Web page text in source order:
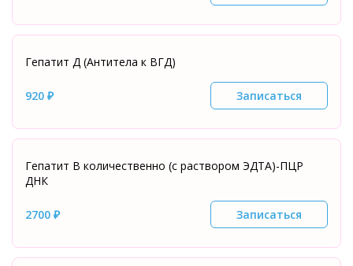
Гепатит Д (Антитела к ВГД)
920 ₽ Записаться
Гепатит В количественно (с раствором ЭДТА)-ПЦР
ДНК
2700 ₽ Записаться